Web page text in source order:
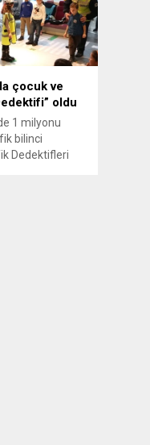
çocuk ve
oldu
1 milyonu
bilinci
Dedektifleri